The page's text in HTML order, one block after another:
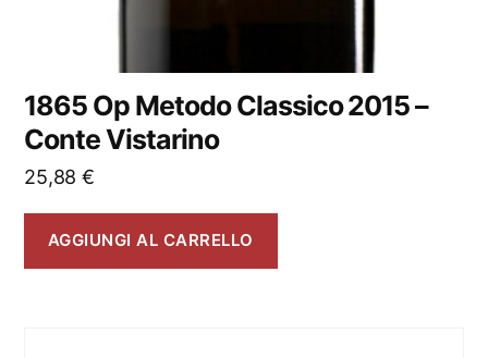
1865 Op Metodo Classico 2015 –
Conte Vistarino
25,88 €
AGGIUNGI AL CARRELLO